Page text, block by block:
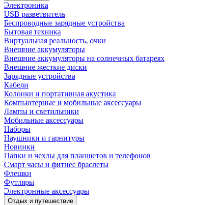
Электроника
USB разветвитель
Беспроводные зарядные устройства
Бытовая техника
Виртуальная реальность, очки
Внешние аккумуляторы
Внешние аккумуляторы на солнечных батареях
Внешние жесткие диски
Зарядные устройства
Кабели
Колонки и портативная акустика
Компьютерные и мобильные аксессуары
Лампы и светильники
Мобильные аксессуары
Наборы
Наушники и гарнитуры
Новинки
Папки и чехлы для планшетов и телефонов
Смарт часы и фитнес браслеты
Флешки
Футляры
Электронные аксессуары
Отдых и путешествие